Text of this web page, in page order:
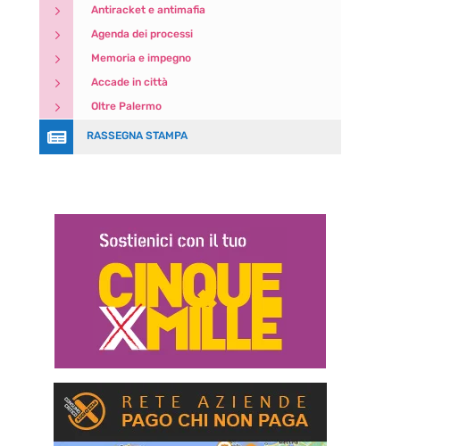
5 Antiracket e antimafia
5 Agenda dei processi
5 Memoria e impegno
5 Accade in città
5 Oltre Palermo
 RASSEGNA STAMPA